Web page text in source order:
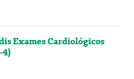
Exames Cardiológicos
4)